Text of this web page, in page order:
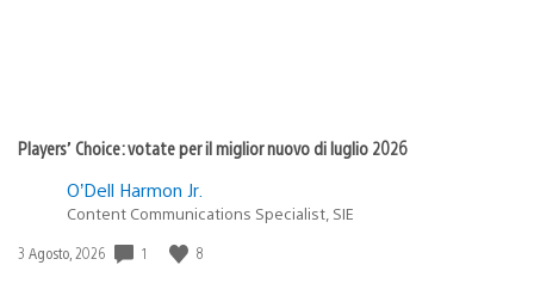
Players’ Choice: votate per il miglior nuovo di luglio 2026
O’Dell Harmon Jr.
Content Communications Specialist, SIE
Data
3 Agosto, 2026 1 8